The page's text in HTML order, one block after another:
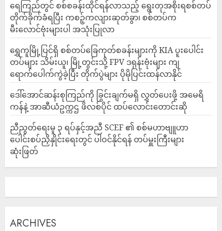
ရေကြည်တွင် စစ်စခန်းထိုင်ရန်လာသည့် ရွေးတုအစိုးရစစ်တပ်
တိုက်ခိုက်ခံရပြီး ကစဉ့်ကလျားဆုတ်ခွာ၊ စစ်တပ်က
မီးလောင်ဗုံးများပါ အသုံးပြုလာ
‎ရွှေကူမြို့ပြင်ရှိ စစ်တပ်ခြေကုတ်စခန်းများကို KIA ပူးပေါင်း
တပ်များ သိမ်းယူ၊ မြို့တွင်းသို့ FPV ဒရုန်းဗုံးများ ကျ
ရောက်ပေါက်ကွဲခဲ့ပြီး တိုက်ပွဲများ ပိုမိုပြင်းထန်လာနိုင်
ဒေါ်အောင်ဆန်းစုကြည်ကို ခြွင်းချက်မရှိ လွှတ်ပေးဖို့ အမေရိ
ကန်နဲ့ အာဆီယံဥက္ကဌ ဖိလစ်ပိုင် ထပ်လောင်းတောင်းဆို
ညီညွတ်ရေးမူ ၃ ရပ်နှင့်အညီ SCEF ၏ စစ်မဟာဗျူဟာ
ပေါင်းစပ်ညှိနှိုင်းရေးတွင် ပါဝင်နိုင်ရန် တပ်မှူးကြီးများ
ဆုံးဖြတ်
ARCHIVES